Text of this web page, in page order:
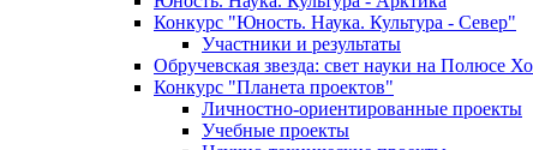
Конкурс "Юность. Наука. Культура - Север"
Участники и результаты
Обручевская звезда: свет науки на Полюсе
Конкурс "Планета проектов"
Личностно-ориентированные проекты
Учебные проекты